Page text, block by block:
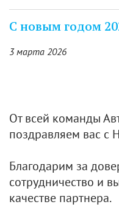
С новым годом
3 марта 2026
От всей команды
поздравляем вас с
Благодарим за
сотрудничество и
качестве партнера.